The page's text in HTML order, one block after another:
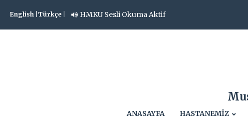
English | Türkçe | HMKU Sesli Okuma Aktif
ANASAYFA HASTANEMİZ